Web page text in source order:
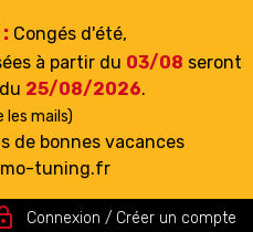
Congés d'été,
à partir du 03/08 seront
25/08/2026.
les mails)
de bonnes vacances
tuning.fr
Connexion / Créer un compte